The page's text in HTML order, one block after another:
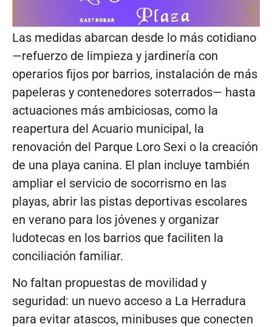
Las medidas abarcan desde lo más cotidiano
—refuerzo de limpieza y jardinería con
operarios fijos por barrios, instalación de más
papeleras y contenedores soterrados— hasta
actuaciones más ambiciosas, como la
reapertura del Acuario municipal, la
renovación del Parque Loro Sexi o la creación
de una playa canina. El plan incluye también
ampliar el servicio de socorrismo en las
playas, abrir las pistas deportivas escolares
en verano para los jóvenes y organizar
ludotecas en los barrios que faciliten la
conciliación familiar.
No faltan propuestas de movilidad y
seguridad: un nuevo acceso a La Herradura
para evitar atascos, minibuses que conecten